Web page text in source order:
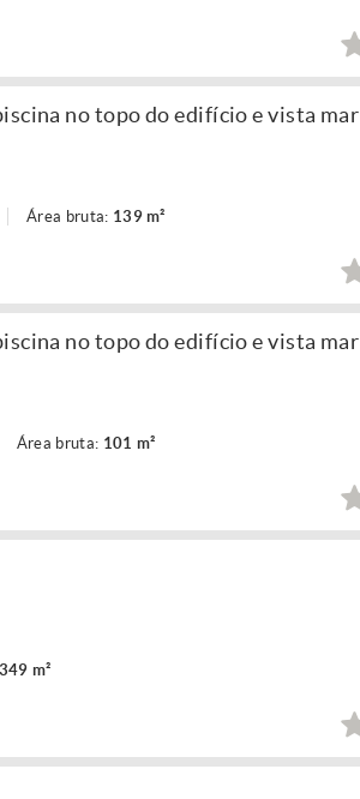
no topo do edifício e vista mar
Área bruta: 139 m²
no topo do edifício e vista mar
Área bruta: 101 m²
349 m²